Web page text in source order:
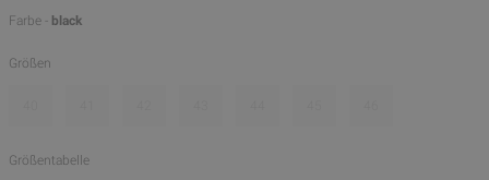
Farbe - black
Größen
Größentabelle